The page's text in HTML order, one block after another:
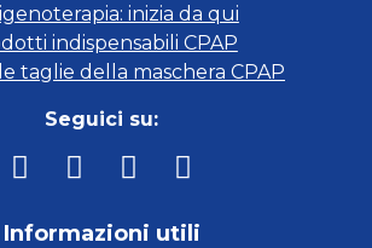
inizia da qui
indispensabili CPAP
taglie della maschera CPAP
Seguici su:
Informazioni utili